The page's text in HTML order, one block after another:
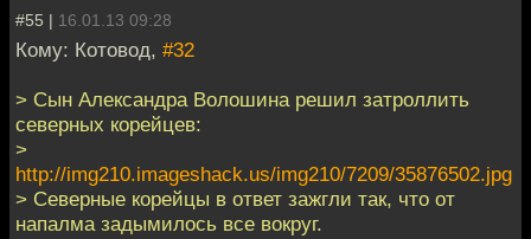
#55 | 16.01.13 09:28
Кому: Котовод, #32
> Сын Александра Волошина решил затроллить
северных корейцев:
>
http://img210.imageshack.us/img210/7209/35876502.jpg
> Северные корейцы в ответ зажгли так, что от
напалма задымилось все вокруг.